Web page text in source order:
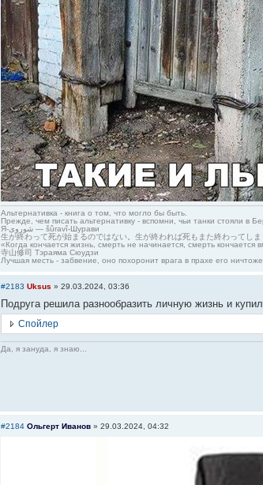
Альтернативка - книга о том, что могло бы быть.
Прежде, чем писать альтернативку - вспомни, чьи танки стояли в
Я-شوروی — šûravî-Шурави
生が終わって死が始まるのではない。生が終われば死もまた終わってしま
«Когда кончается жизнь, смерть не начинается, смерть кончается
寺山修司 Тэраяма Сюудзи
Лучшая месть - забвение, оно похоронит врага в прахе его
#2183 Uksus » 29.03.2024, 03:36
Подруга решила разнообразить личную жизнь и
Спойлер
Да, я зануда, я знаю...
#2184 Ольгерт Иванов » 29.03.2024, 04:32